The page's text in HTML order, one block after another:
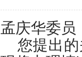
孟庆华委员
您提出的